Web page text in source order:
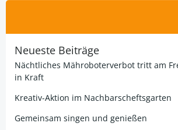
Neueste Beiträge
Nächtliches Mähroboterverbot tritt am
in Kraft
Kreativ-Aktion im Nachbarscheftsgarten
Gemeinsam singen und genießen